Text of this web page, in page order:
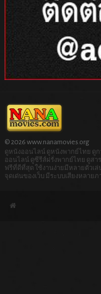
© 2026 www.nanamovies.org
ดูหนังออนไลน์ ดูหนังพากย์ไทย ดู
ออนไลน์ ดูซีรีส์ฝรั่งพากย์ไทย ดูส
ฟรีที่ดีที่สุด ใช้งานง่ายมีหลายตัวเ
จุดเด่นของเว็บ มีระบบเสียงหลาย